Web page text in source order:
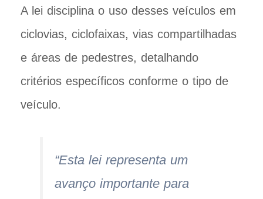
A lei disciplina o uso desses veículos em
ciclovias, ciclofaixas, vias compartilhadas
e áreas de pedestres, detalhando
critérios específicos conforme o tipo de
veículo.
“Esta lei representa um
avanço importante para